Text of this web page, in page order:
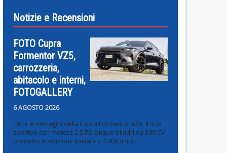
Notizie e Recensioni
FOTO Cupra
Formentor VZ5,
carrozzeria,
abitacolo e interni,
FOTOGALLERY
6 AGOSTO 2026
Tutte le immagini della Cupra Formentor VZ5, il SUV
sportivo con motore 2.5 TSI cinque cilindri da 390 CV
prodotto in edizione limitata a 4.000 unità.